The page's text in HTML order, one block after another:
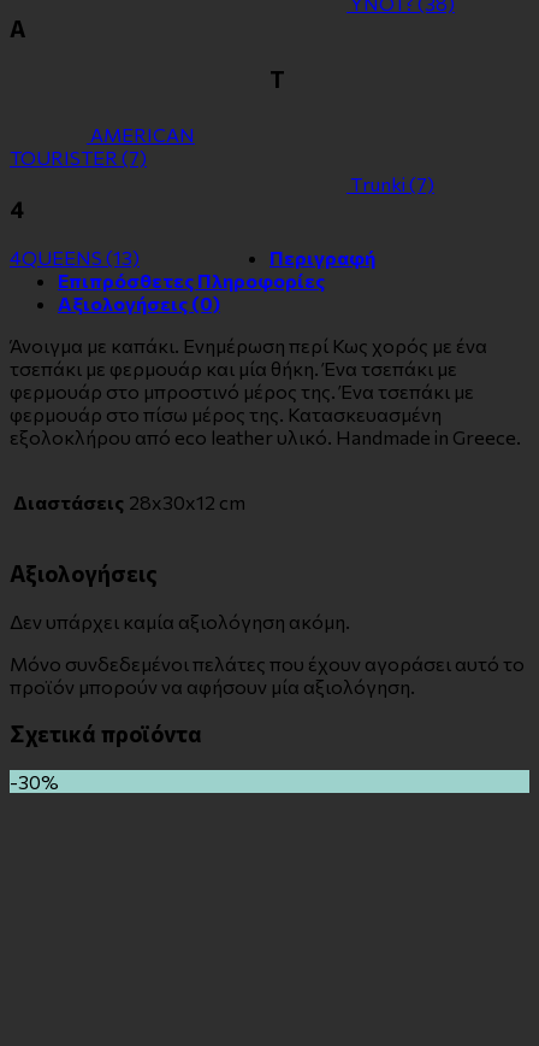
Α
ΑMERICAN
TOURISTER (7)
Τ
Τrunki (7)
4
4QUEENS (13)
Περιγραφή
Επιπρόσθετες Πληροφορίες
Αξιολογήσεις (0)
Άνοιγμα με καπάκι. Ενημέρωση περί Κως χορός με ένα
τσεπάκι με φερμουάρ και μία θήκη. Ένα τσεπάκι με
φερμουάρ στο μπροστινό μέρος της. Ένα τσεπάκι με
φερμουάρ στο πίσω μέρος της. Κατασκευασμένη
εξολοκλήρου από eco leather υλικό. Handmade in Greece.
Διαστάσεις 28x30x12 cm
Αξιολογήσεις
Δεν υπάρχει καμία αξιολόγηση ακόμη.
Μόνο συνδεδεμένοι πελάτες που έχουν αγοράσει αυτό το
προϊόν μπορούν να αφήσουν μία αξιολόγηση.
Σχετικά προϊόντα
-30%